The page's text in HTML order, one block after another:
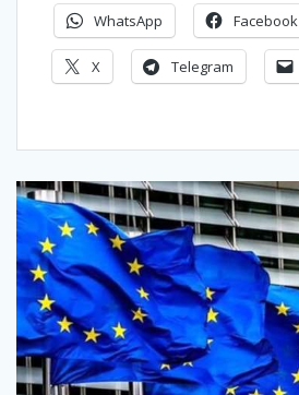
WhatsApp Facebook
X Telegram